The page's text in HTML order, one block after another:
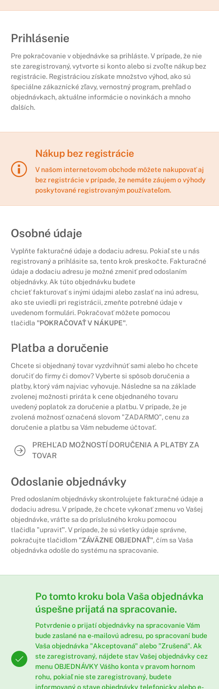
Prihlásenie
Pre pokračovanie v objednávke sa prihláste. V prípade, že nie
ste zaregistrovaný, vytvorte si konto alebo si zvoľte nákup bez
registrácie. Registráciou získate množstvo výhod, ako sú
špeciálne zákaznícké zľavy, vernostný program, prehľad o
objednávkach, aktuálne informácie o novinkách a mnoho
ďalších.
Nákup bez registrácie
V našom internetovom obchode môžete nakupovať aj
bez registrácie v prípade, že nemáte záujem o výhody
poskytované registrovaným používateľom.
Osobné údaje
Vyplňte fakturačné údaje a dodaciu adresu. Pokiaľ ste u nás
registrovaný a prihlásite sa, tento krok preskočte. Fakturačné
údaje a dodaciu adresu je možné zmeniť pred odoslaním
objednávky. Ak túto objednávku budete
chcieť fakturovať s inými údajmi alebo zaslať na inú adresu,
ako ste uviedli pri registrácii, zmeňte potrebné údaje v
uvedenom formulári. Pokračovať môžete pomocou
tlačidla "POKRAČOVAŤ V NÁKUPE".
Platba a doručenie
Chcete si objednaný tovar vyzdvihnúť sami alebo ho chcete
doručiť do firmy či domov? Vyberte si spôsob doručenia a
platby, ktorý vám najviac vyhovuje. Následne sa na základe
zvolenej možnosti priráta k cene objednaného tovaru
uvedený poplatok za doručenie a platbu. V prípade, že je
zvolená možnosť označená slovom "ZADARMO", cenu za
doručenie a platbu sa Vám nebudeme účtovať.
PREHĽAD MOŽNOSTÍ DORUČENIA A PLATBY ZA
TOVAR
Odoslanie objednávky
Pred odoslaním objednávky skontrolujete fakturačné údaje a
dodaciu adresu. V prípade, že chcete vykonať zmenu vo Vašej
objednávke, vráťte sa do príslušného kroku pomocou
tlačidla "upraviť". V prípade, že sú všetky údaje správne,
pokračujte tlačidlom "ZÁVÄZNE OBJEDNAŤ", čím sa Vaša
objednávka odošle do systému na spracovanie.
Po tomto kroku bola Vaša objednávka
úspešne prijatá na spracovanie.
Potvrdenie o prijatí objednávky na spracovanie Vám
bude zaslané na e-mailovú adresu, po spracovaní bude
Vaša objednávka "Akceptovaná" alebo "Zrušená". Ak
ste zaregistrovaný, nájdete stav Vašej objednávky cez
menuOBJEDNÁVKYVášho konta v pravom hornom
rohu, pokiaľ nie ste zaregistrovaný, budete
informovaný o stave objednávky telefonicky alebo e-